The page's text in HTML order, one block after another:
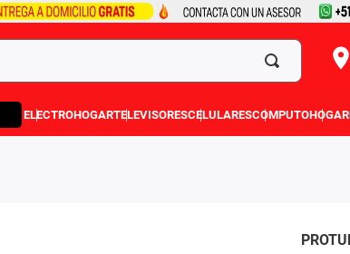
ELECTROHOGARTELEVISORESCELULARESCOMPUTOHOGAR